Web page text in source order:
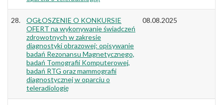
28.
OGŁOSZENIE O KONKURSIE
OFERT na wykonywanie świadczeń
zdrowotnych w zakresie
diagnostyki obrazowej: opisywanie
badań Rezonansu Magnetycznego,
badań Tomografii Komputerowej,
badań RTG oraz mammografii
diagnostycznej w oparciu o
teleradiologię
08.08.2025